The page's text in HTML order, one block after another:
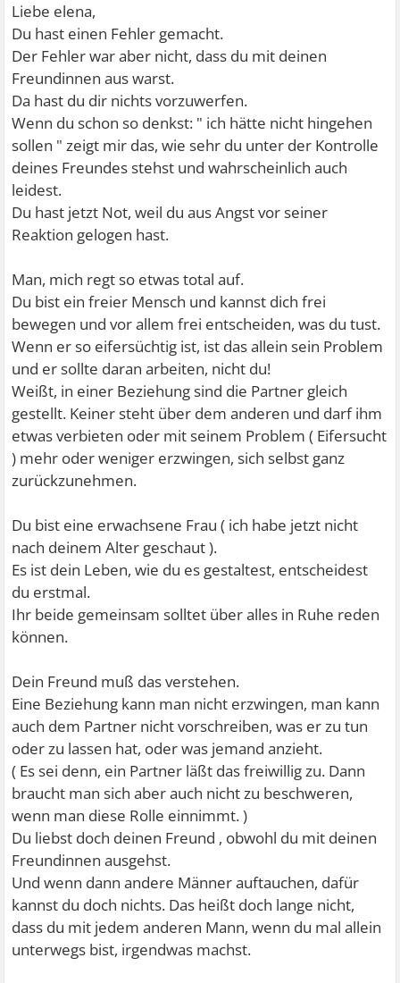
Liebe elena,
Du hast einen Fehler gemacht.
Der Fehler war aber nicht, dass du mit deinen
Freundinnen aus warst.
Da hast du dir nichts vorzuwerfen.
Wenn du schon so denkst: " ich hätte nicht hingehen
sollen " zeigt mir das, wie sehr du unter der Kontrolle
deines Freundes stehst und wahrscheinlich auch
leidest.
Du hast jetzt Not, weil du aus Angst vor seiner
Reaktion gelogen hast.
Man, mich regt so etwas total auf.
Du bist ein freier Mensch und kannst dich frei
bewegen und vor allem frei entscheiden, was du tust.
Wenn er so eifersüchtig ist, ist das allein sein Problem
und er sollte daran arbeiten, nicht du!
Weißt, in einer Beziehung sind die Partner gleich
gestellt. Keiner steht über dem anderen und darf ihm
etwas verbieten oder mit seinem Problem ( Eifersucht
) mehr oder weniger erzwingen, sich selbst ganz
zurückzunehmen.
Du bist eine erwachsene Frau ( ich habe jetzt nicht
nach deinem Alter geschaut ).
Es ist dein Leben, wie du es gestaltest, entscheidest
du erstmal.
Ihr beide gemeinsam solltet über alles in Ruhe reden
können.
Dein Freund muß das verstehen.
Eine Beziehung kann man nicht erzwingen, man kann
auch dem Partner nicht vorschreiben, was er zu tun
oder zu lassen hat, oder was jemand anzieht.
( Es sei denn, ein Partner läßt das freiwillig zu. Dann
braucht man sich aber auch nicht zu beschweren,
wenn man diese Rolle einnimmt. )
Du liebst doch deinen Freund , obwohl du mit deinen
Freundinnen ausgehst.
Und wenn dann andere Männer auftauchen, dafür
kannst du doch nichts. Das heißt doch lange nicht,
dass du mit jedem anderen Mann, wenn du mal allein
unterwegs bist, irgendwas machst.